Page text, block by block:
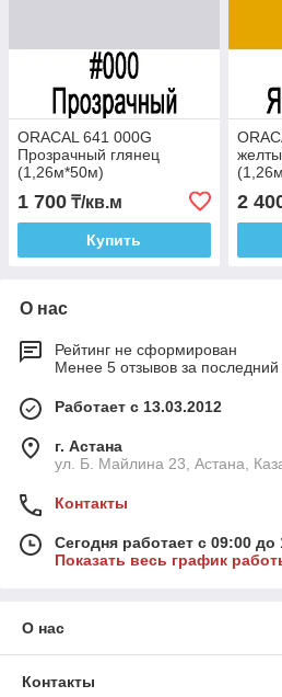
ORACAL 641 000G
Прозрачный глянец
(1,26м*50м)
1 700 ₸/кв.м
Купить
2
О нас
Рейтинг не сформирован
Менее 5 отзывов за последний
Работает с 13.03.2012
г. Астана
ул. Б. Майлина 23, Астана,
Контакты
Сегодня работает с 09:00 до
Показать весь график
О нас
Контакты